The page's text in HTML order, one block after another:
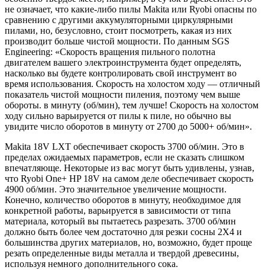
не означает, что какие-либо пилы Makita или Ryobi опасны по
сравнению с другими аккумуляторными циркулярными
пилами, но, безусловно, стоит посмотреть, какая из них
производит больше чистой мощности. По данным SGS
Engineering: «Скорость вращения пильного полотна
двигателем вашего электроинструмента будет определять,
насколько вы будете контролировать свой инструмент во
время использования. Скорость на холостом ходу — отличный
показатель чистой мощности пиления, поэтому чем выше
обороты. в минуту (об/мин), тем лучше! Скорость на холостом
ходу сильно варьируется от пилы к пиле, но обычно вы
увидите число оборотов в минуту от 2700 до 5000+ об/мин».
Makita 18V LXT обеспечивает скорость 3700 об/мин. Это в
пределах ожидаемых параметров, если не сказать слишком
впечатляюще. Некоторые из вас могут быть удивлены, узнав,
что Ryobi One+ HP 18V на самом деле обеспечивает скорость
4900 об/мин. Это значительное увеличение мощности.
Конечно, количество оборотов в минуту, необходимое для
конкретной работы, варьируется в зависимости от типа
материала, который вы пытаетесь разрезать. 3700 об/мин
должно быть более чем достаточно для резки сосны 2X4 и
большинства других материалов, но, возможно, будет проще
резать определенные виды металла и твердой древесины,
используя немного дополнительного сока.